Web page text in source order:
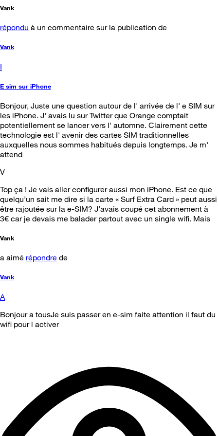
Vank
répondu à un commentaire sur la publication de
Vank
I
E sim sur iPhone
Bonjour, Juste une question autour de l' arrivée de l' e SIM sur
les iPhone. J' avais lu sur Twitter que Orange comptait
potentiellement se lancer vers l' automne. Clairement cette
technologie est l' avenir des cartes SIM traditionnelles
auxquelles nous sommes habitués depuis longtemps. Je m'
attend
V
Top ça ! Je vais aller configurer aussi mon iPhone. Est ce que
quelqu’un sait me dire si la carte « Surf Extra Card » peut aussi
être rajoutée sur la e-SIM? J’avais coupé cet abonnement à
3€ car je devais me balader partout avec un single wifi. Mais
Vank
a aimé répondre de
Vank
A
Bonjour a tousJe suis passer en e-sim faite attention il faut du
wifi pour l activer